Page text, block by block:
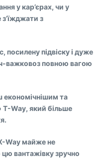
у кар’єрах, чи у
з
посилену підвіску і дуже
важковоз повною вагою
економічнішим та
Way, який більше
Way майже не
цю вантажівку зручно